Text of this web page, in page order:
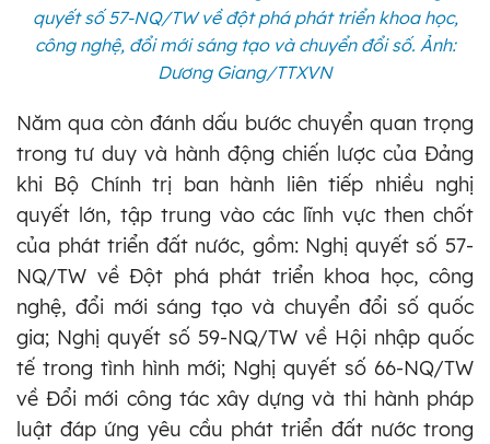
quyết số 57-NQ/TW về đột phá phát triển khoa học,
công nghệ, đổi mới sáng tạo và chuyển đổi số. Ảnh:
Dương Giang/TTXVN
Năm qua còn đánh dấu bước chuyển quan trọng
trong tư duy và hành động chiến lược của Đảng
khi Bộ Chính trị ban hành liên tiếp nhiều nghị
quyết lớn, tập trung vào các lĩnh vực then chốt
của phát triển đất nước, gồm: Nghị quyết số 57-
NQ/TW về Đột phá phát triển khoa học, công
nghệ, đổi mới sáng tạo và chuyển đổi số quốc
gia; Nghị quyết số 59-NQ/TW về Hội nhập quốc
tế trong tình hình mới; Nghị quyết số 66-NQ/TW
về Đổi mới công tác xây dựng và thi hành pháp
luật đáp ứng yêu cầu phát triển đất nước trong